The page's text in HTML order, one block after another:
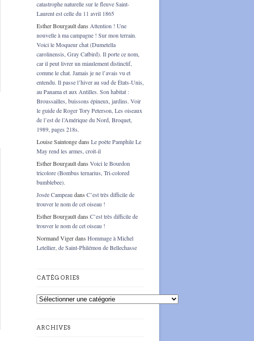
catastrophe naturelle sur le fleuve Saint-
Laurent est celle du 11 avril 1865
Esther Bourgaultdans Attention ! Une
nouvelle à ma campagne ! Sur mon terrain.
Voici le Moqueur chat (Dumetella
carolinensis, Gray Catbird). Il porte ce nom,
car il peut livrer un miaulement distinctif,
comme le chat. Jamais je ne l’avais vu et
entendu. Il passe l’hiver au sud de États-Unis,
au Panama et aux Antilles. Son habitat :
Broussailles, buissons épineux, jardins. Voir
le guide de Roger Tory Peterson, Les oiseaux
de l’est de l’Amérique du Nord, Broquet,
1989, pages 218s.
Louise Saintongedans Le poète Pamphile Le
May rend les armes, croit-il
Esther Bourgaultdans Voici le Bourdon
tricolore (Bombus ternarius, Tri-colored
bumblebee).
Josée Campeau dans C’est très difficile de
trouver le nom de cet oiseau !
Esther Bourgaultdans C’est très difficile de
trouver le nom de cet oiseau !
Normand Vigerdans Hommage à Michel
Letellier, de Saint-Philémon de Bellechasse
CATÉGORIES
ARCHIVES